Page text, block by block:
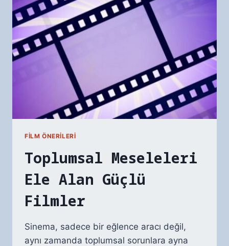
FILM ÖNERILERI
Toplumsal Meseleleri
Ele Alan Güçlü
Filmler
Sinema, sadece bir eğlence aracı değil,
aynı zamanda toplumsal sorunlara ayna